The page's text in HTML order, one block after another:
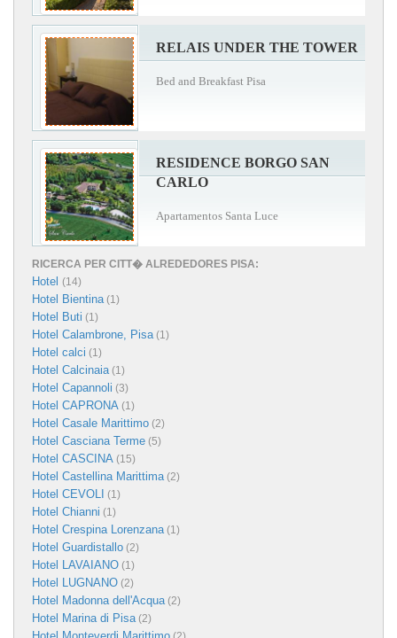
RELAIS UNDER THE TOWER
Bed and Breakfast Pisa
RESIDENCE BORGO SAN
CARLO
Apartamentos Santa Luce
RICERCA PER CITT� ALREDEDORES PISA:
Hotel (14)
Hotel Bientina (1)
Hotel Buti (1)
Hotel Calambrone, Pisa (1)
Hotel calci (1)
Hotel Calcinaia (1)
Hotel Capannoli (3)
Hotel CAPRONA (1)
Hotel Casale Marittimo (2)
Hotel Casciana Terme (5)
Hotel CASCINA (15)
Hotel Castellina Marittima (2)
Hotel CEVOLI (1)
Hotel Chianni (1)
Hotel Crespina Lorenzana (1)
Hotel Guardistallo (2)
Hotel LAVAIANO (1)
Hotel LUGNANO (2)
Hotel Madonna dell'Acqua (2)
Hotel Marina di Pisa (2)